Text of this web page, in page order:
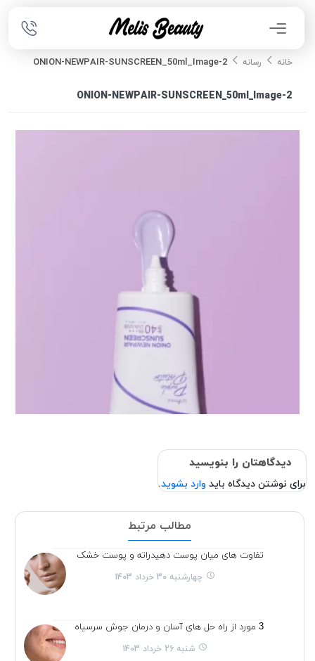
خانه رسانه ONION-NEWPAIR-SUNSCREEN_50ml_Image-2
ONION-NEWPAIR-SUNSCREEN_50ml_Image-2
دیدگاهتان را بنویسید
برای نوشتن دیدگاه باید وارد بشوید.
مطالب مرتبط
تفاوت های میان پوست دهیدراته و پوست خشک
چهارشنبه 30 خرداد 1403
3 مورد از راه حل های آسان و درمان جوش سرسیاه
شنبه 26 خرداد 1403